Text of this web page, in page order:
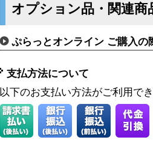
オプション品・関連商
ぷらっとオンライン ご購入の
支払方法について
以下のお支払い方法がご利用で